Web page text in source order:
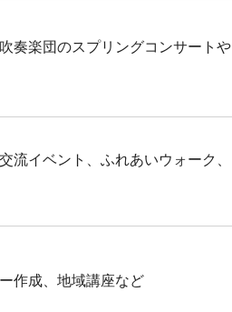
奏楽団のスプリングコンサートや
流イベント、ふれあいウォーク、
作成、地域講座など